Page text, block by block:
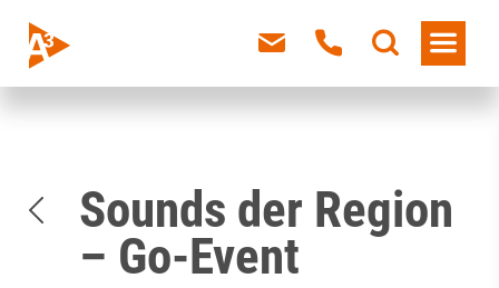
Sounds der Region
– Go-Event